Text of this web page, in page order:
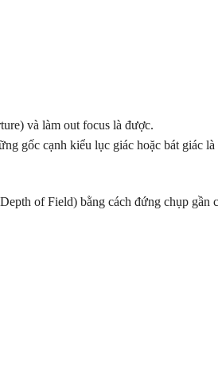
và làm out focus là được.
gốc cạnh kiểu lục giác hoặc bát giác
of Field) bằng cách đứng chụp gần